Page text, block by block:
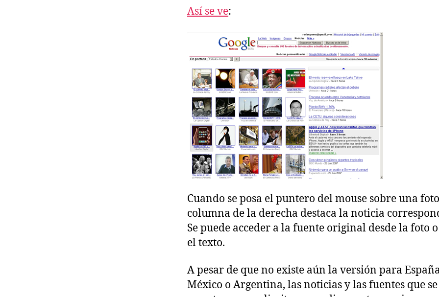
Así se ve:
Cuando se posa el puntero del mouse sobre una
columna de la derecha destaca la noticia
Se puede acceder a la fuente original desde la foto
el texto.
A pesar de que no existe aún la versión para
México o Argentina, las noticias y las fuentes que se